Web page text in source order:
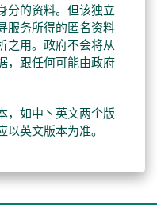
分的资料。但该独立
服务所得的匿名资料
之用。政府不会将从
，跟任何可能由政府
，如中丶英文两个版
英文版本为准。